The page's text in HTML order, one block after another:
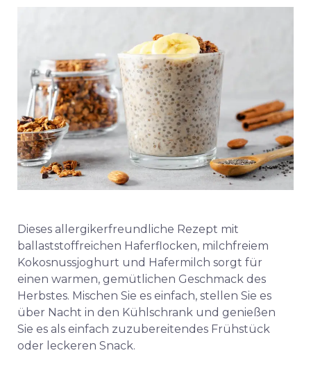
Dieses allergikerfreundliche Rezept mit
ballaststoffreichen Haferflocken, milchfreiem
Kokosnussjoghurt und Hafermilch sorgt für
einen warmen, gemütlichen Geschmack des
Herbstes. Mischen Sie es einfach, stellen Sie es
über Nacht in den Kühlschrank und genießen
Sie es als einfach zuzubereitendes Frühstück
oder leckeren Snack.